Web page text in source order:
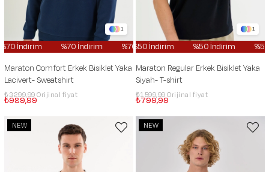
1
%70 İndirim %70 İndirim %70 İndirim %70 İndirim
%70
Maraton Comfort Erkek Bisiklet Yaka
Lacivert- Sweatshirt
₺989,99
₺3.299,99
1
%50 İndirim %50 İndirim
Maraton Regular Erkek Bisiklet Yaka
Siyah- T-shirt
₺799,99
₺1.599,99
NEW
NEW